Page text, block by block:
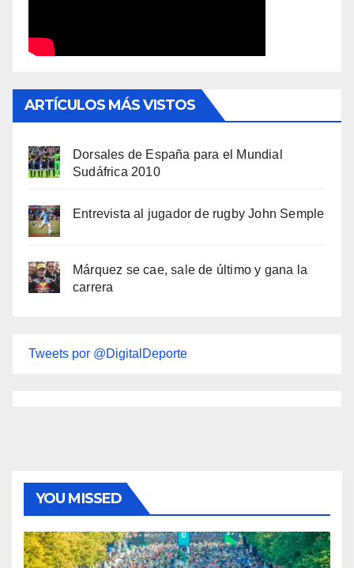
ARTÍCULOS MÁS VISTOS
Dorsales de España para el Mundial
Sudáfrica 2010
Entrevista al jugador de rugby John Semple
Márquez se cae, sale de último y gana la
carrera
Tweets por @DigitalDeporte
YOU MISSED